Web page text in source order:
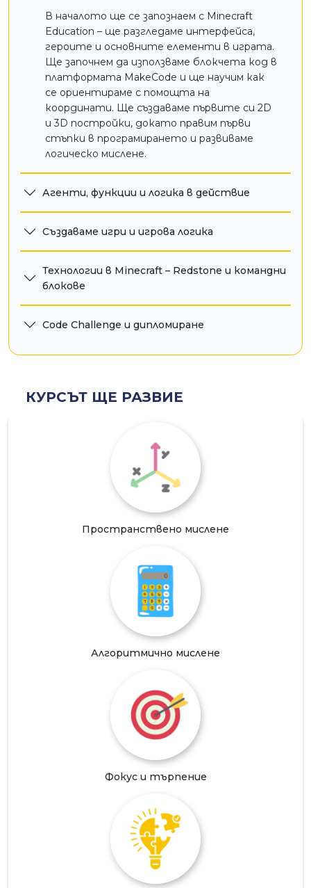
Механизми с Redstone
Ще създаваме тайни врати, капани,
таймери и игри, използвайки Redstone –
електрическата система в Minecraft, която
развива инженерно и стратегическо
мислене по изключително забавен начин.
В началото ще се запознаем с Minecraft
Education – ще разгледаме интерфейса,
героите и основните елементи в играта.
Ще започнем да използваме блокчета код в
платформата MakeCode и ще научим как
се ориентираме с помощта на
координати. Ще създаваме първите си 2D
и 3D постройки, докато правим първи
стъпки в програмирането и развиваме
логическо мислене.
Агенти, функции и логика в действие
Създаваме игри и игрова логика
Технологии в Minecraft – Redstone и командни
блокове
Code Challenge и дипломиране
КУРСЪТ ЩЕ РАЗВИЕ
Пространствено мислене
Алгоритмично мислене
Фокус и търпение